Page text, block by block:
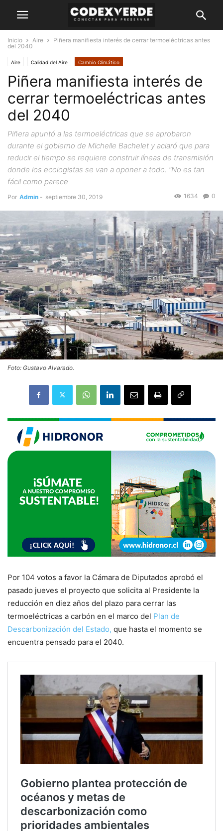
Inicio Aire
Piñera manifiesta interés de cerrar termoeléctricas antes
del 2040
Aire Calidad del Aire Cambio Climático
Piñera manifiesta interés de
cerrar termoeléctricas antes
del 2040
Piñera apuntó a las termoeléctricas que se aprobaron
durante el gobierno de Michelle Bachelet y aclaró que para
reducir el tiempo se requiere construir líneas de transmisión
donde los ecologistas se van a oponer a todo. “No es tan
fácil como parece
Por Admin - septiembre 30, 2019 0
1634
Foto: Gustavo Alvarado.
Por 104 votos a favor la Cámara de Diputados aprobó el
pasado jueves el proyecto que solicita al Presidente la
reducción en diez años del plazo para cerrar las
termoeléctricas a carbón en el marco del Plan de
Descarbonización del Estado, que hasta el momento se
encuentra pensado para el 2040.